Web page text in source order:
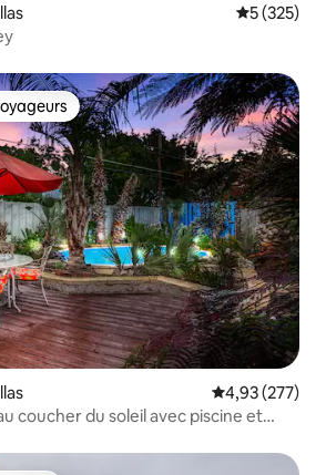
Évaluation
5 (325)
les plus appréciés
Évaluation
4,93 (277)
coucher du soleil avec piscine et